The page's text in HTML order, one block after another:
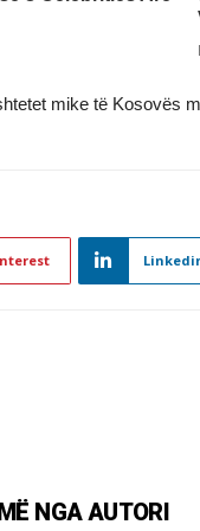
mike të Kosovës
NGA AUTORI